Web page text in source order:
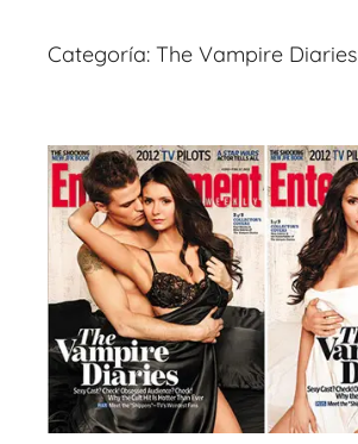
Categoría: The Vampire Diaries